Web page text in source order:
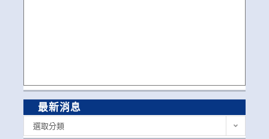
最新消息
選取分類